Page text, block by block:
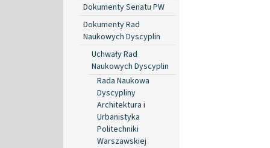
Dokumenty Senatu PW
Dokumenty Rad
Naukowych Dyscyplin
Uchwały Rad
Naukowych Dyscyplin
Rada Naukowa
Dyscypliny
Architektura i
Urbanistyka
Politechniki
Warszawskiej